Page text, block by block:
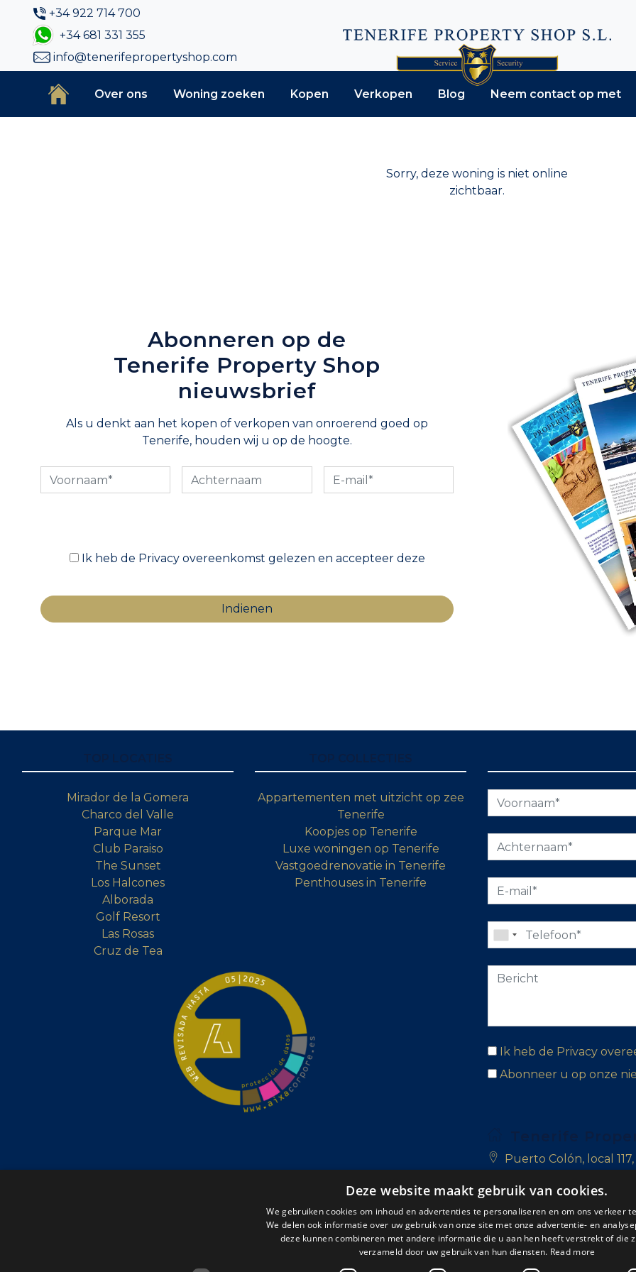
+34 922 714 700
+34 681 331 355
info@tenerifepropertyshop.com
Over ons Woning zoeken Kopen Verkopen Blog Neem contact op met
Sorry, deze woning is niet online
zichtbaar.
Abonneren op de
Tenerife Property Shop
nieuwsbrief
Als u denkt aan het kopen of verkopen van onroerend goed op
Tenerife, houden wij u op de hoogte.
Ik heb de Privacy overeenkomst gelezen en accepteer deze
Mirador de la Gomera
Charco del Valle
Parque Mar
Club Paraiso
The Sunset
Los Halcones
Alborada
Golf Resort
Las Rosas
Cruz de Tea
Appartementen met uitzicht op zee
Tenerife
Koopjes op Tenerife
Luxe woningen op Tenerife
Vastgoedrenovatie in Tenerife
Penthouses in Tenerife
Ik heb de Privacy
Abonneer u op onze
Puerto Colón, local
Las Adelfas, Golf del
San Blas, 38639 Golf
+34 922 714 700
Deze website maakt gebruik van cookies.
We gebruiken cookies om inhoud en advertenties te personaliseren en om ons verkeer
We delen ook informatie over uw gebruik van onze site met onze advertentie- en
deze kunnen combineren met andere informatie die u aan hen heeft verstrekt of die
verzameld door uw gebruik van hun diensten. Read more